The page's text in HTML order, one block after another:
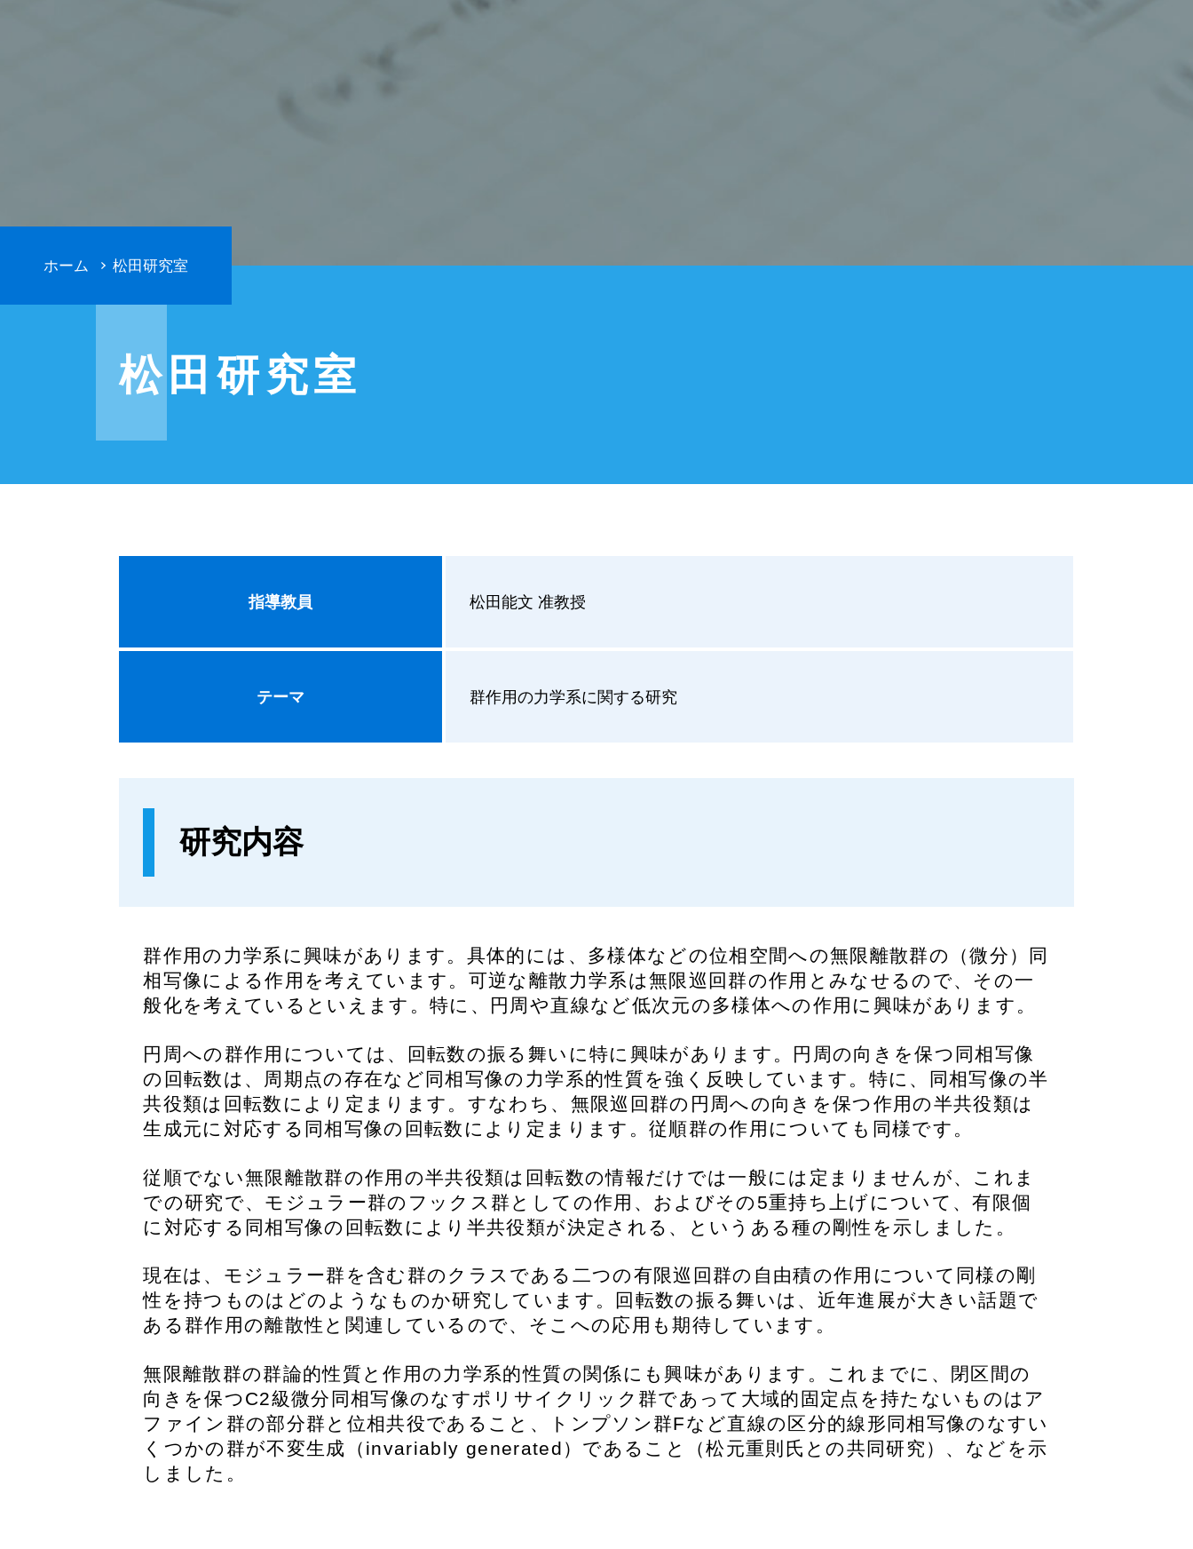
ホーム 松田研究室
松田研究室
指導教員 松田能文 准教授
テーマ 群作用の力学系に関する研究
研究内容
群作用の力学系に興味があります。具体的には、多様体などの位相空間への無限離散群の（微分）同
相写像による作用を考えています。可逆な離散力学系は無限巡回群の作用とみなせるので、その一
般化を考えているといえます。特に、円周や直線など低次元の多様体への作用に興味があります。
円周への群作用については、回転数の振る舞いに特に興味があります。円周の向きを保つ同相写像
の回転数は、周期点の存在など同相写像の力学系的性質を強く反映しています。特に、同相写像の半
共役類は回転数により定まります。すなわち、無限巡回群の円周への向きを保つ作用の半共役類は
生成元に対応する同相写像の回転数により定まります。従順群の作用についても同様です。
従順でない無限離散群の作用の半共役類は回転数の情報だけでは一般には定まりませんが、これま
での研究で、モジュラー群のフックス群としての作用、およびその5重持ち上げについて、有限個
に対応する同相写像の回転数により半共役類が決定される、というある種の剛性を示しました。
現在は、モジュラー群を含む群のクラスである二つの有限巡回群の自由積の作用について同様の剛
性を持つものはどのようなものか研究しています。回転数の振る舞いは、近年進展が大きい話題で
ある群作用の離散性と関連しているので、そこへの応用も期待しています。
無限離散群の群論的性質と作用の力学系的性質の関係にも興味があります。これまでに、閉区間の
向きを保つC2級微分同相写像のなすポリサイクリック群であって大域的固定点を持たないものはア
ファイン群の部分群と位相共役であること、トンプソン群Fなど直線の区分的線形同相写像のなすい
くつかの群が不変生成（invariably generated）であること（松元重則氏との共同研究）、などを示
しました。